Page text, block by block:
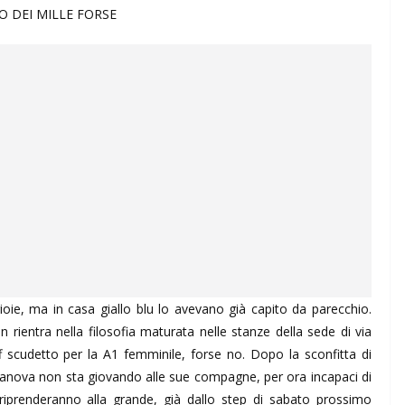
DEI MILLE FORSE
ma in casa giallo blu lo avevano già capito da parecchio.
rientra nella filosofia maturata nelle stanze della sede di via
per la A1 femminile, forse no. Dopo la sconfitta di
non sta giovando alle sue compagne, per ora incapaci di
alla grande, già dallo step di sabato prossimo